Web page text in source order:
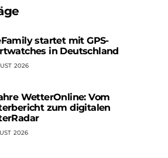
startet mit GPS-
in Deutschland
2026
WetterOnline: Vom
zum digitalen
2026